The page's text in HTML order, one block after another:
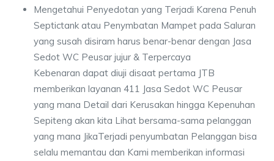
Mengetahui Penyedotan yang Terjadi Karena Penuh
Septictank atau Penymbatan Mampet pada Saluran
yang susah disiram harus benar-benar dengan Jasa
Sedot WC Peusar jujur & Terpercaya
Kebenaran dapat diuji disaat pertama JTB
memberikan layanan 411 Jasa Sedot WC Peusar
yang mana Detail dari Kerusakan hingga Kepenuhan
Sepiteng akan kita Lihat bersama-sama pelanggan
yang mana JikaTerjadi penyumbatan Pelanggan bisa
selalu memantau dan Kami memberikan informasi